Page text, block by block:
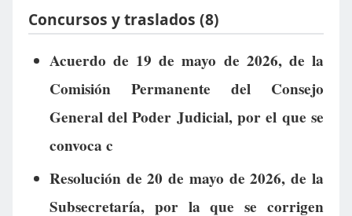
Concursos y traslados (8)
Acuerdo de 19 de mayo de 2026, de la
Comisión Permanente del Consejo
General del Poder Judicial, por el que se
convoca c
Resolución de 20 de mayo de 2026, de la
Subsecretaría, por la que se corrigen